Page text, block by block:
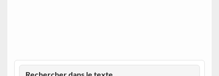
Rechercher dans le texte